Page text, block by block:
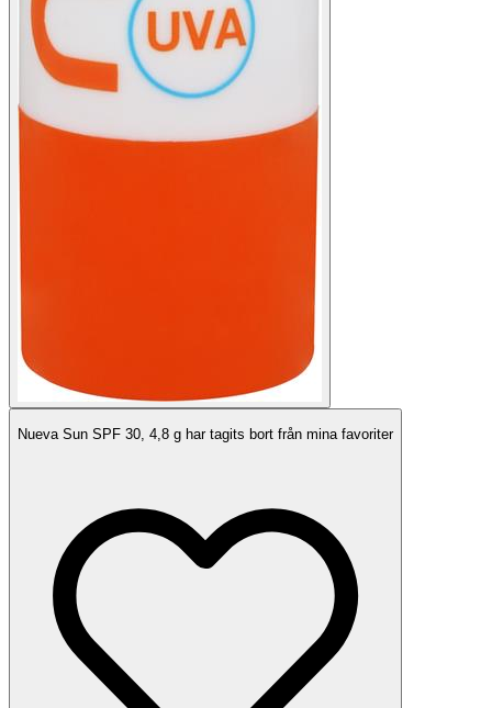
Nueva Sun SPF 30, 4,8 g har tagits bort från mina favoriter